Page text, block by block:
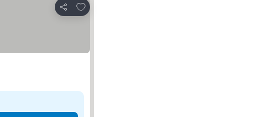
Partager
Ajouter à mes favoris